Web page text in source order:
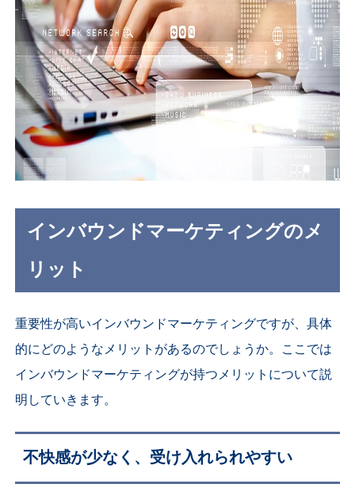
インバウンドマーケティングのメ
リット
重要性が高いインバウンドマーケティングですが、具体
的にどのようなメリットがあるのでしょうか。ここでは
インバウンドマーケティングが持つメリットについて説
明していきます。
不快感が少なく、受け入れられやすい